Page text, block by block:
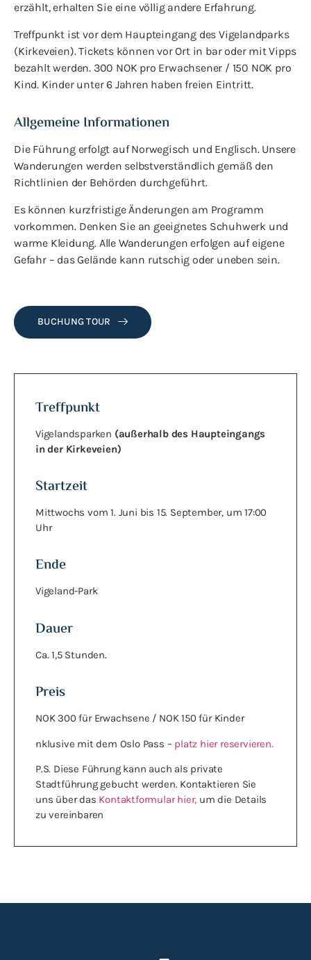
erzählt, erhalten Sie eine völlig andere Erfahrung.
Treffpunkt ist vor dem Haupteingang des Vigelandparks
(Kirkeveien). Tickets können vor Ort in bar oder mit Vipps
bezahlt werden. 300 NOK pro Erwachsener / 150 NOK pro
Kind. Kinder unter 6 Jahren haben freien Eintritt.
Allgemeine Informationen
Die Führung erfolgt auf Norwegisch und Englisch. Unsere
Wanderungen werden selbstverständlich gemäß den
Richtlinien der Behörden durchgeführt.
Es können kurzfristige Änderungen am Programm
vorkommen. Denken Sie an geeignetes Schuhwerk und
warme Kleidung. Alle Wanderungen erfolgen auf eigene
Gefahr – das Gelände kann rutschig oder uneben sein.
BUCHUNG TOUR
Treffpunkt
Vigelandsparken (außerhalb des Haupteingangs
in der Kirkeveien)
Startzeit
Mittwochs vom 1. Juni bis 15. September, um 17:00
Uhr
Ende
Vigeland-Park
Dauer
Ca. 1,5 Stunden.
Preis
NOK 300 für Erwachsene / NOK 150 für Kinder
nklusive mit dem Oslo Pass – platz hier reservieren.
P.S. Diese Führung kann auch als private
Stadtführung gebucht werden. Kontaktieren Sie
uns über das Kontaktformular hier, um die Details
zu vereinbaren